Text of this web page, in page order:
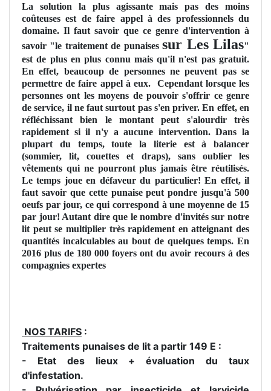
La solution la plus agissante mais pas des moins
coûteuses est de faire appel à des professionnels du
domaine. Il faut savoir que ce genre d'intervention à
savoir "le traitement de punaisessur Les Lilas"
est de plus en plus connu mais qu'il n'est pas gratuit.
En effet, beaucoup de personnes ne peuvent pas se
permettre de faire appel à eux. Cependant lorsque les
personnes ont les moyens de pouvoir s'offrir ce genre
de service, il ne faut surtout pas s'en priver. En effet, en
réfléchissant bien le montant peut s'alourdir très
rapidement si il n'y a aucune intervention. Dans la
plupart du temps, toute la literie est à balancer
(sommier, lit, couettes et draps), sans oublier les
vêtements qui ne pourront plus jamais être réutilisés.
Le temps joue en défaveur du particulier! En effet, il
faut savoir que cette punaise peut pondre jusqu'à 500
oeufs par jour, ce qui correspond à une moyenne de 15
par jour! Autant dire que le nombre d'invités sur notre
lit peut se multiplier très rapidement en atteignant des
quantités incalculables au bout de quelques temps. En
2016 plus de 180 000 foyers ont du avoir recours à des
compagnies expertes
NOS TARIFS :
Traitements punaises de lit a partir 149 E :
- Etat des lieux + évaluation du taux
d'infestation.